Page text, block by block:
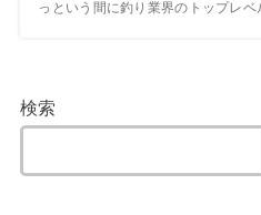
っという間に釣り業界のトップレベ
検索